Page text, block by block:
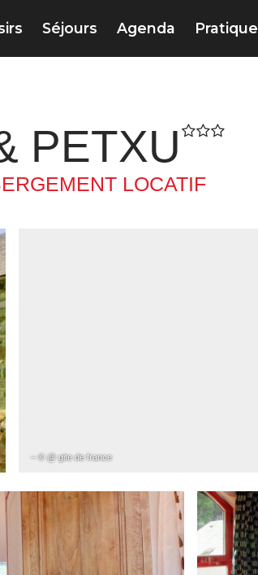
Séjours Agenda Pratique
PETXU
LOCATIF
– © @ gite de france